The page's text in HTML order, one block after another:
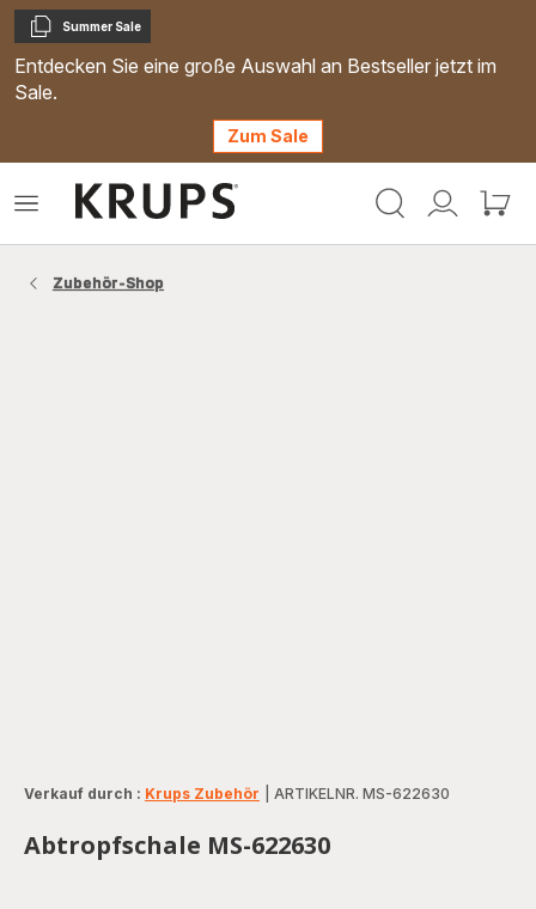
Kopieren
Summer Sale
Entdecken Sie eine große Auswahl an Bestseller jetzt im
Sale.
Zum Sale
Mein
Mein
Das
Zubehör-Shop
Verkauf durch : Krups Zubehör ARTIKELNR. MS-622630
Abtropfschale MS-622630